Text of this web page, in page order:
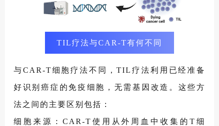
TIL疗法与CAR-T有何不同
与CAR-T细胞疗法不同，TIL疗法利用已经准备
好识别癌症的免疫细胞，无需基因改造。这些方
法之间的主要区别包括：
细胞来源：CAR-T使用从外周血中收集的T细